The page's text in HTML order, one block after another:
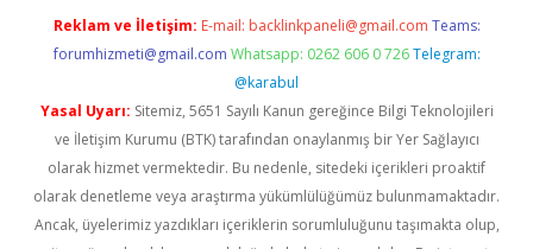
Reklam ve İletişim: E-mail: backlinkpaneli@gmail.com Teams:
forumhizmeti@gmail.com Whatsapp: 0262 606 0 726 Telegram:
@karabul
Yasal Uyarı: Sitemiz, 5651 Sayılı Kanun gereğince Bilgi Teknolojileri
ve İletişim Kurumu (BTK) tarafından onaylanmış bir Yer Sağlayıcı
olarak hizmet vermektedir. Bu nedenle, sitedeki içerikleri proaktif
olarak denetleme veya araştırma yükümlülüğümüz bulunmamaktadır.
Ancak, üyelerimiz yazdıkları içeriklerin sorumluluğunu taşımakta olup,